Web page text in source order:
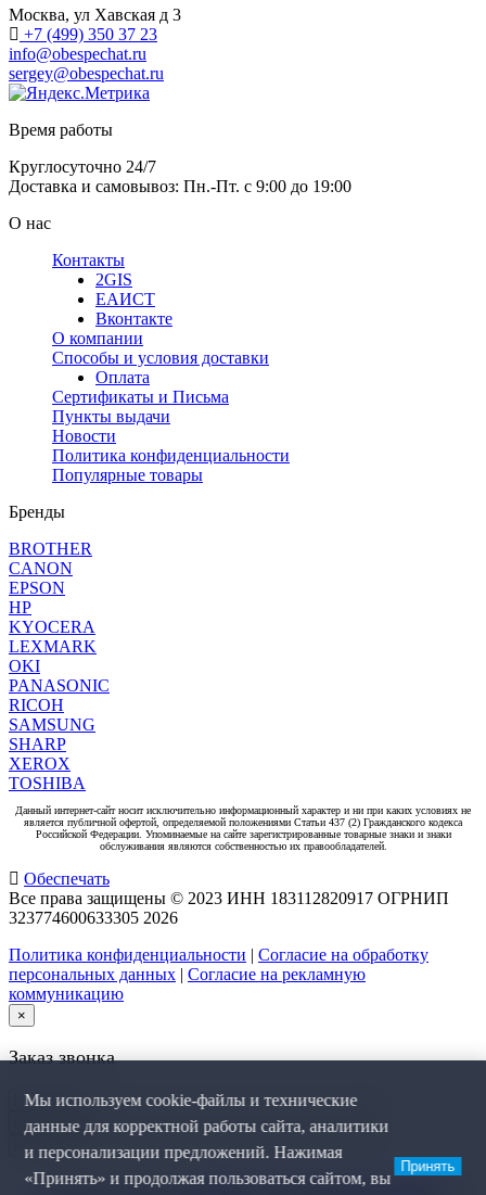
Москва, ул Хавская д 3
+7 (499) 350 37 23
info@obespechat.ru
sergey@obespechat.ru
Время работы
Круглосуточно 24/7
Доставка и самовывоз: Пн.-Пт. с 9:00 до 19:00
О нас
Контакты
2GIS
ЕАИСТ
Вконтакте
О компании
Способы и условия доставки
Оплата
Сертификаты и Письма
Пункты выдачи
Новости
Политика конфиденциальности
Популярные товары
Бренды
BROTHER
CANON
EPSON
HP
KYOCERA
LEXMARK
OKI
PANASONIC
RICOH
SAMSUNG
SHARP
XEROX
TOSHIBA
Данный интернет-сайт носит исключительно информационный характер и ни при каких условиях не
является публичной офертой, определяемой положениями Статьи 437 (2) Гражданского кодекса
Российской Федерации. Упоминаемые на сайте зарегистрированные товарные знаки и знаки
обслуживания являются собственностью их правообладателей.
Обеспечать
Все права защищены © 2023 ИНН 183112820917 ОГРНИП
323774600633305 2026
Политика конфиденциальности | Согласие на обработку
персональных данных | Согласие на рекламную
коммуникацию
×
Заказ звонка
Я даю согласие наобработку персональных данных
Мы используем cookie-файлы и технические
данные для корректной работы сайта, аналитики
и персонализации предложений. Нажимая
«Принять» и продолжая пользоваться сайтом, вы
Принять